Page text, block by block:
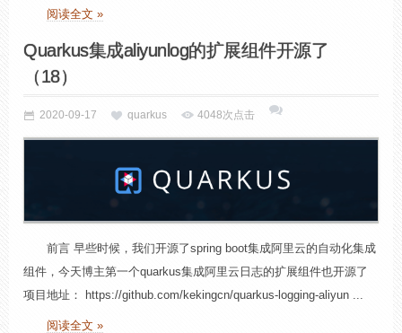
阅读全文 »
Quarkus集成aliyunlog的扩展组件开源了
（18）
2020-09-17 quarkus 4048次点击
前言 早些时候，我们开源了spring boot集成阿里云的自动化集成
组件，今天博主第一个quarkus集成阿里云日志的扩展组件也开源了
项目地址： https://github.com/kekingcn/quarkus-logging-aliyun ...
阅读全文 »